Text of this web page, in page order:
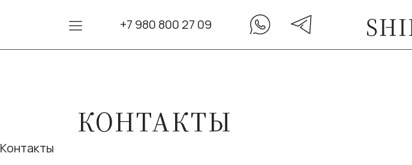
+7 980 800 27 09
КОНТАКТЫ
Контакты